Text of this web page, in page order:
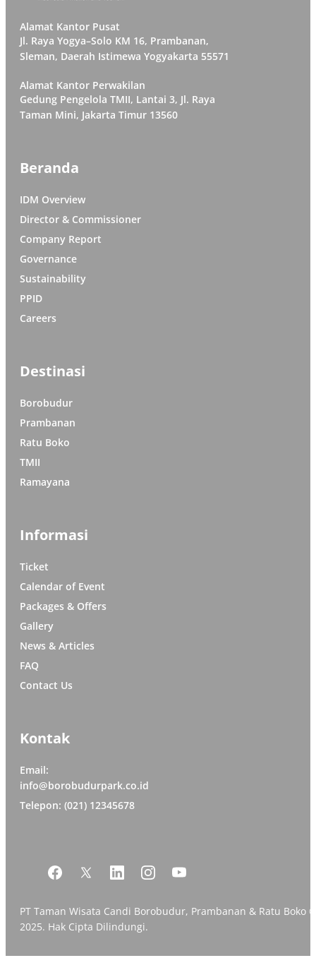
Alamat Kantor Pusat
Jl. Raya Yogya–Solo KM 16, Prambanan,
Sleman, Daerah Istimewa Yogyakarta 55571
Alamat Kantor Perwakilan
Gedung Pengelola TMII, Lantai 3, Jl. Raya
Taman Mini, Jakarta Timur 13560
Beranda
IDM Overview
Director & Commissioner
Company Report
Governance
Sustainability
PPID
Careers
Destinasi
Borobudur
Prambanan
Ratu Boko
TMII
Ramayana
Informasi
Ticket
Calendar of Event
Packages & Offers
Gallery
News & Articles
FAQ
Contact Us
Kontak
Email:
info@borobudurpark.co.id
Telepon: (021) 12345678
PT Taman Wisata Candi Borobudur, Prambanan & Ratu Boko
2025. Hak Cipta Dilindungi.